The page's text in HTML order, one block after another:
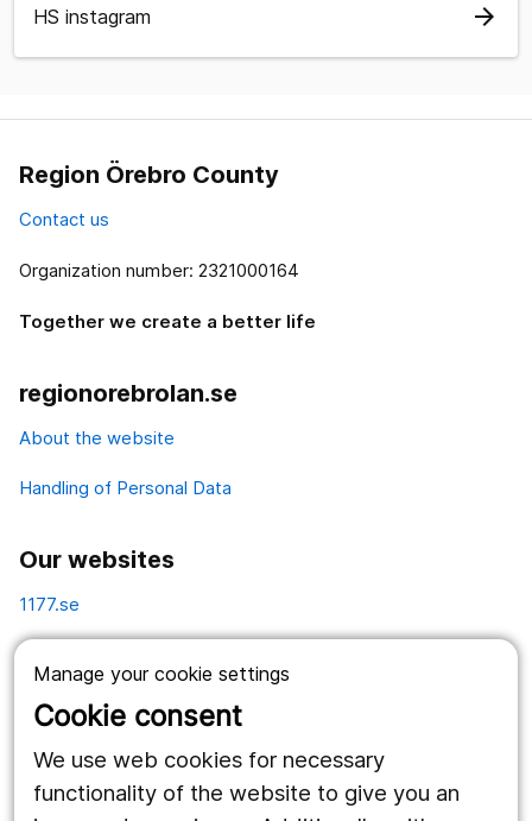
Manage your cookie settings
Cookie consent
We use web cookies for necessary
functionality of the website to give you an
HS instagram arrow_forward
Region Örebro County
Contact us
Organization number: 2321000164
Together we create a better life
regionorebrolan.se
About the website
Handling of Personal Data
Our websites
1177.se
Vårdgivare
Utveckling